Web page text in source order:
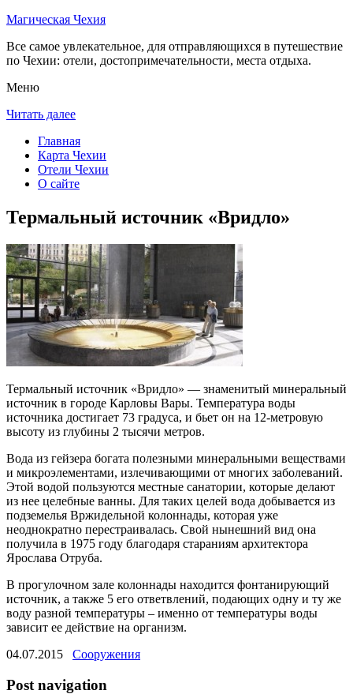
Магическая Чехия
Все самое увлекательное, для отправляющихся в путешествие
по Чехии: отели, достопримечательности, места отдыха.
Меню
Читать далее
Главная
Карта Чехии
Отели Чехии
О сайте
Термальный источник «Вридло»
Термальный источник «Вридло» — знаменитый минеральный
источник в городе Карловы Вары. Температура воды
источника достигает 73 градуса, и бьет он на 12-метровую
высоту из глубины 2 тысячи метров.
Вода из гейзера богата полезными минеральными веществами
и микроэлементами, излечивающими от многих заболеваний.
Этой водой пользуются местные санатории, которые делают
из нее целебные ванны. Для таких целей вода добывается из
подземелья Вржидельной колоннады, которая уже
неоднократно перестраивалась. Свой нынешний вид она
получила в 1975 году благодаря стараниям архитектора
Ярослава Отруба.
В прогулочном зале колоннады находится фонтанирующий
источник, а также 5 его ответвлений, подающих одну и ту же
воду разной температуры – именно от температуры воды
зависит ее действие на организм.
04.07.2015 Сооружения
Post navigation